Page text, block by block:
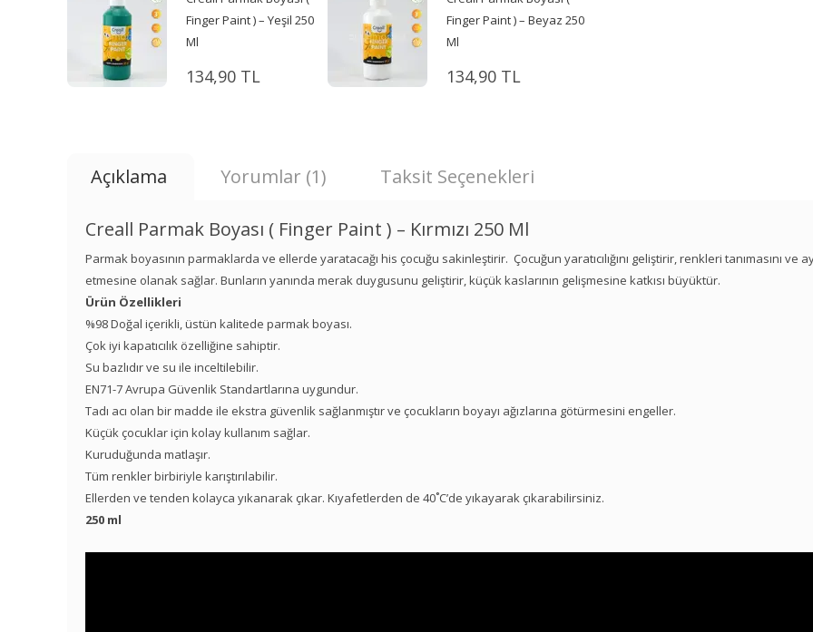
Finger Paint ) – Yeşil 250
Ml
134,90 TL
Finger Paint ) – Beyaz 250
Ml
134,90 TL
Açıklama Yorumlar (1) Taksit Seçenekleri
Creall Parmak Boyası ( Finger Paint ) – Kırmızı 250 Ml
Parmak boyasının parmaklarda ve ellerde yaratacağı his çocuğu sakinleştirir. Çocuğun yaratıcılığını geliştirir, renkleri tanımasını ve
etmesine olanak sağlar. Bunların yanında merak duygusunu geliştirir, küçük kaslarının gelişmesine katkısı büyüktür.
Ürün Özellikleri
%98 Doğal içerikli, üstün kalitede parmak boyası.
Çok iyi kapatıcılık özelliğine sahiptir.
Su bazlıdır ve su ile inceltilebilir.
EN71-7 Avrupa Güvenlik Standartlarına uygundur.
Tadı acı olan bir madde ile ekstra güvenlik sağlanmıştır ve çocukların boyayı ağızlarına götürmesini engeller.
Küçük çocuklar için kolay kullanım sağlar.
Kuruduğunda matlaşır.
Tüm renkler birbiriyle karıştırılabilir.
Ellerden ve tenden kolayca yıkanarak çıkar. Kıyafetlerden de 40˚C’de yıkayarak çıkarabilirsiniz.
250 ml